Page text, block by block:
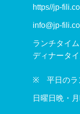
https//jp-
info@jp-
ランチタイ
ディナータ
（土）
※ 平日のラ
日曜日晩・